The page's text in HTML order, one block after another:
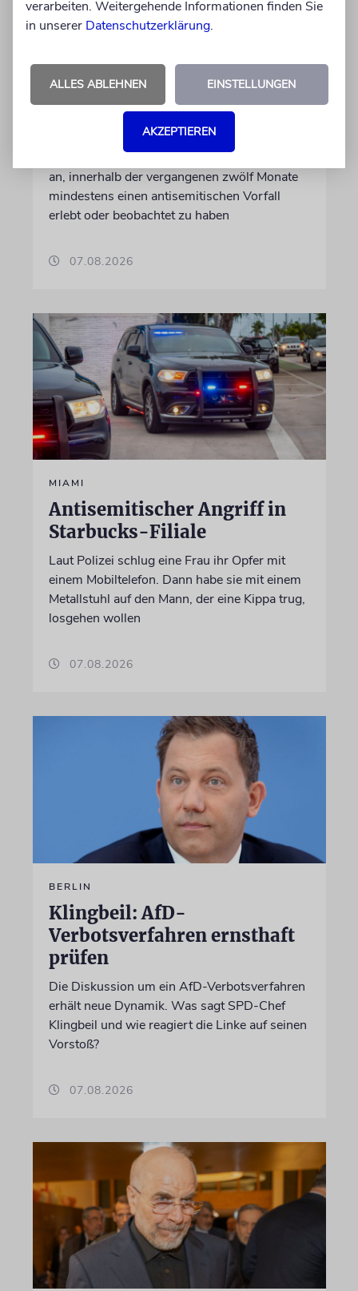
Bericht: Jüdische Studenten
erleben Antisemitismus als
alltägliche Realität
Fast alle befragten jüdischen Studenten geben
an, innerhalb der vergangenen zwölf Monate
mindestens einen antisemitischen Vorfall
erlebt oder beobachtet zu haben
07.08.2026
MIAMI
Antisemitischer Angriff in
Starbucks-Filiale
Laut Polizei schlug eine Frau ihr Opfer mit
einem Mobiltelefon. Dann habe sie mit einem
Metallstuhl auf den Mann, der eine Kippa trug,
losgehen wollen
07.08.2026
BERLIN
Klingbeil: AfD-
Verbotsverfahren ernsthaft
prüfen
Die Diskussion um ein AfD-Verbotsverfahren
erhält neue Dynamik. Was sagt SPD-Chef
Klingbeil und wie reagiert die Linke auf seinen
Vorstoß?
07.08.2026
verarbeiten. Weitergehende Informationen finden Sie
in unserer Datenschutzerklärung.
ALLES ABLEHNEN EINSTELLUNGEN
AKZEPTIEREN